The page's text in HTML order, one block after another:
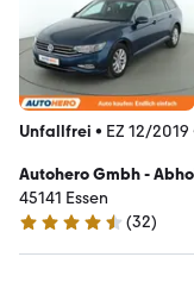
Unfallfrei • EZ 12/2019
Autohero Gmbh -
45141 Essen
4.7 Sterne
(32)